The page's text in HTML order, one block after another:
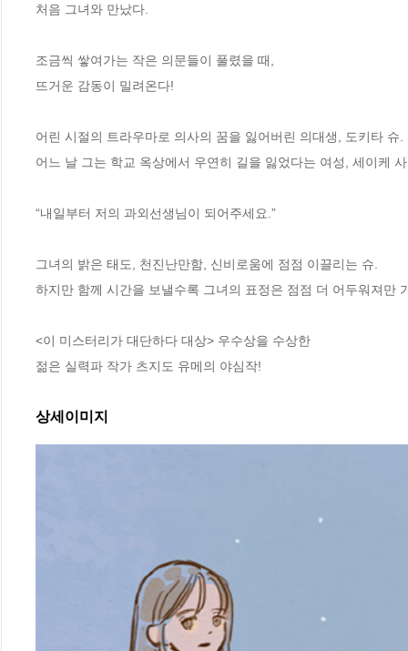
처음 그녀와 만났다.
조금씩 쌓여가는 작은 의문들이 풀렸을 때,
뜨거운 감동이 밀려온다!
어린 시절의 트라우마로 의사의 꿈을 잃어버린 의대생, 도키타 슈.
어느 날 그는 학교 옥상에서 우연히 길을 잃었다는 여성, 세이케
“내일부터 저의 과외선생님이 되어주세요.”
그녀의 밝은 태도, 천진난만함, 신비로움에 점점 이끌리는 슈.
하지만 함께 시간을 보낼수록 그녀의 표정은 점점 더 어두워져
<이 미스터리가 대단하다 대상> 우수상을 수상한
젊은 실력파 작가 츠지도 유메의 야심작!
상세이미지